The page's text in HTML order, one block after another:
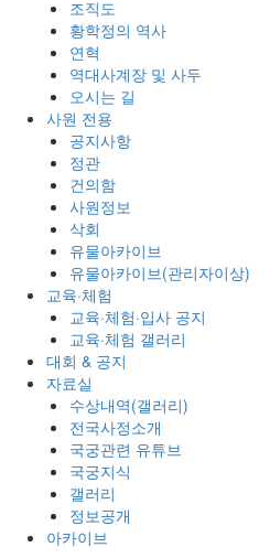
조직도
황학정의 역사
연혁
역대사계장 및 사두
오시는 길
사원 전용
공지사항
정관
건의함
사원정보
삭회
유물아카이브
유물아카이브(관리자이상)
교육·체험
교육·체험·입사 공지
교육·체험 갤러리
대회 & 공지
자료실
수상내역(갤러리)
전국사정소개
국궁관련 유튜브
국궁지식
갤러리
정보공개
아카이브